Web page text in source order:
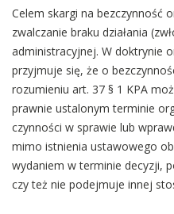
Celem skargi na bezczynność
zwalczanie braku działania
administracyjnej. W doktrynie
przyjmuje się, że o
rozumieniu art. 37 § 1 KPA
prawnie ustalonym terminie
czynności w sprawie lub
mimo istnienia ustawowego
wydaniem w terminie decyzji,
czy też nie podejmuje innej